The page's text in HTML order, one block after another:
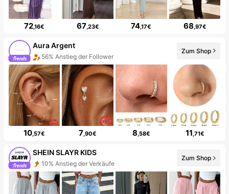
72,16€ 67,23€ 74,17€ 68 ,97€
Aura Argent
56% Anstieg der Follower
20+ Neu
Zum Shop
10,57€ 7 ,90€ 8 ,58€ 11 ,71€
SHEIN SLAYR KIDS
10% Anstieg der Verkäufe
24% Anstieg der Follower
Zum Shop